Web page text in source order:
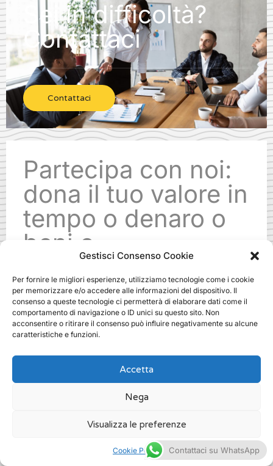
Gestisci Consenso Cookie
Per fornire le migliori esperienze, utilizziamo tecnologie come i cookie
per memorizzare e/o accedere alle informazioni del dispositivo. Il
consenso a queste tecnologie ci permetterà di elaborare dati come il
comportamento di navigazione o ID unici su questo sito. Non
acconsentire o ritirare il consenso può influire negativamente su alcune
caratteristiche e funzioni.
Accetta
Nega
Visualizza le preferenze
Cookie Policy
Sei in difficoltà?
Contattaci
Contattaci
Partecipa con noi:
dona il tuo valore in
tempo o denaro o
beni o
specializzazioni.
Ti aspettiamo!
scuola di fundraising dove a roma
Contattaci su WhatsApp